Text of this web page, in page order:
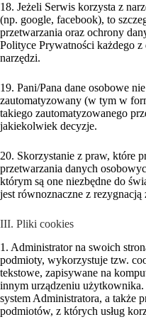
18. Jeżeli Serwis korzysta z
(np. google, facebook), to
przetwarzania oraz ochrony
Polityce Prywatności każdego
narzędzi.
19. Pani/Pana dane osobowe
zautomatyzowany (w tym w
takiego zautomatyzowanego
jakiekolwiek decyzje.
20. Skorzystanie z praw, które
przetwarzania danych
którym są one niezbędne do
jest równoznaczne z rezygnacją
III. Pliki cookies
1. Administrator na swoich
podmioty, wykorzystuje tzw.
tekstowe, zapisywane na
innym urządzeniu
system Administratora, a także
podmiotów, z których usług